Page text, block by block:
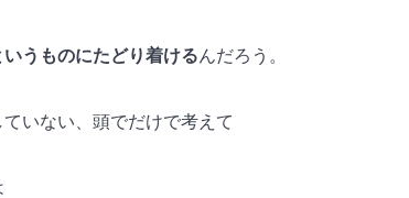
いうものにたどり着けるんだろう。
いない、頭でだけで考えて